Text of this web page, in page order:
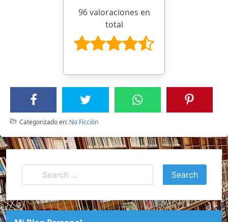
96 valoraciones en
total
Categorizado en: No Ficción